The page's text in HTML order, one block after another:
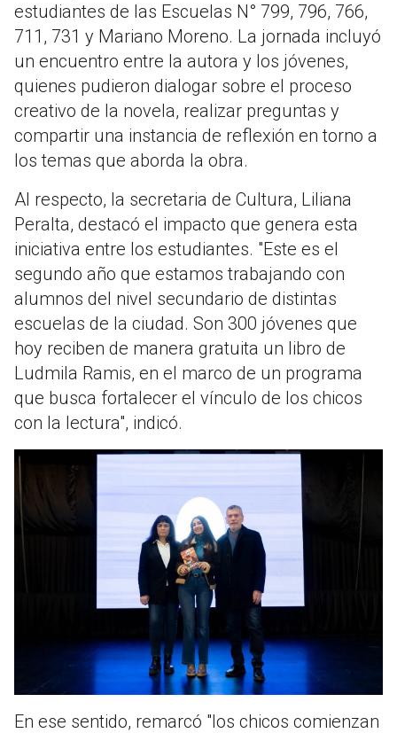
estudiantes de las Escuelas N° 799, 796, 766,
711, 731 y Mariano Moreno. La jornada incluyó
un encuentro entre la autora y los jóvenes,
quienes pudieron dialogar sobre el proceso
creativo de la novela, realizar preguntas y
compartir una instancia de reflexión en torno a
los temas que aborda la obra.
Al respecto, la secretaria de Cultura, Liliana
Peralta, destacó el impacto que genera esta
iniciativa entre los estudiantes. "Este es el
segundo año que estamos trabajando con
alumnos del nivel secundario de distintas
escuelas de la ciudad. Son 300 jóvenes que
hoy reciben de manera gratuita un libro de
Ludmila Ramis, en el marco de un programa
que busca fortalecer el vínculo de los chicos
con la lectura", indicó.
En ese sentido, remarcó "los chicos comienzan